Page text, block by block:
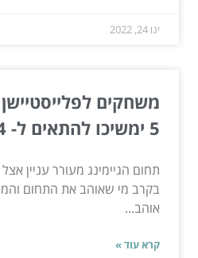
ינו 24, 2022
5 ימשיכו להתאים ל- 4?
תחום הגיימינג מעורר עניין
בקרב מי שאוהב את התחום
אוהב...
קרא עוד »